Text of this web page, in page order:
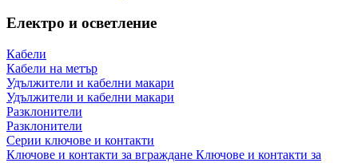
Електро и осветление
Кабели
Кабели на метър
Удължители и кабелни макари
Удължители и кабелни макари
Разклонители
Разклонители
Серии ключове и контакти
Ключове и контакти за вграждане Ключове и контакти за